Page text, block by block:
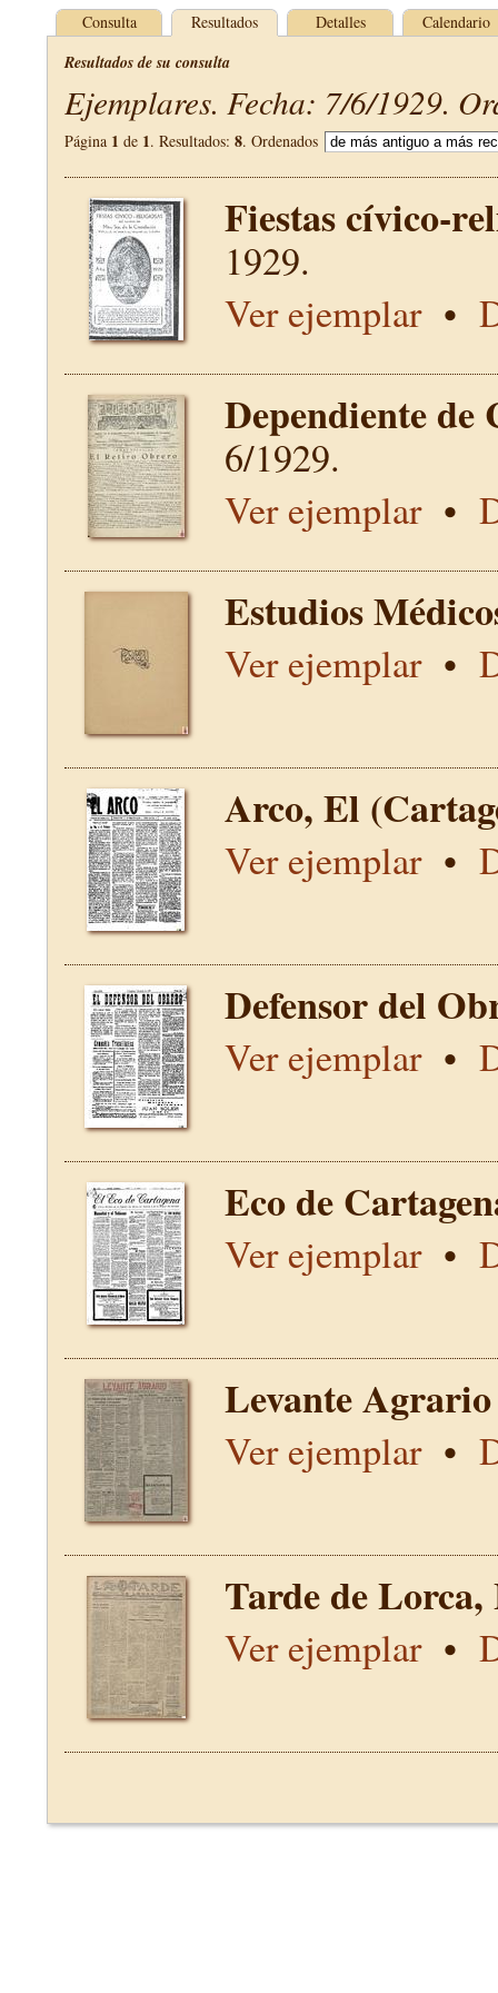
Consulta Resultados Detalles Calendario
Resultados de su consulta
Ejemplares. Fecha: 7/6/1929.
Página 1 de 1. Resultados: 8. Ordenados
Fiestas cívico-
1929.
Ver ejemplar•
Dependiente de
6/1929.
Ver ejemplar•
Estudios
Ver ejemplar•
Arco, El
Ver ejemplar•
Defensor del
Ver ejemplar•
Eco de
Ver ejemplar•
Levante
Ver ejemplar•
Tarde de
Ver ejemplar•